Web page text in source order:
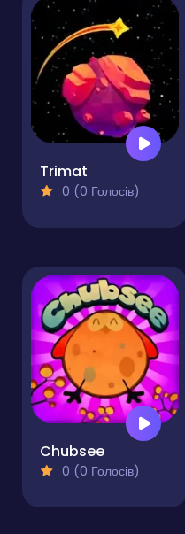
Trimat
0 (0 Голосів)
Chubsee
0 (0 Голосів)